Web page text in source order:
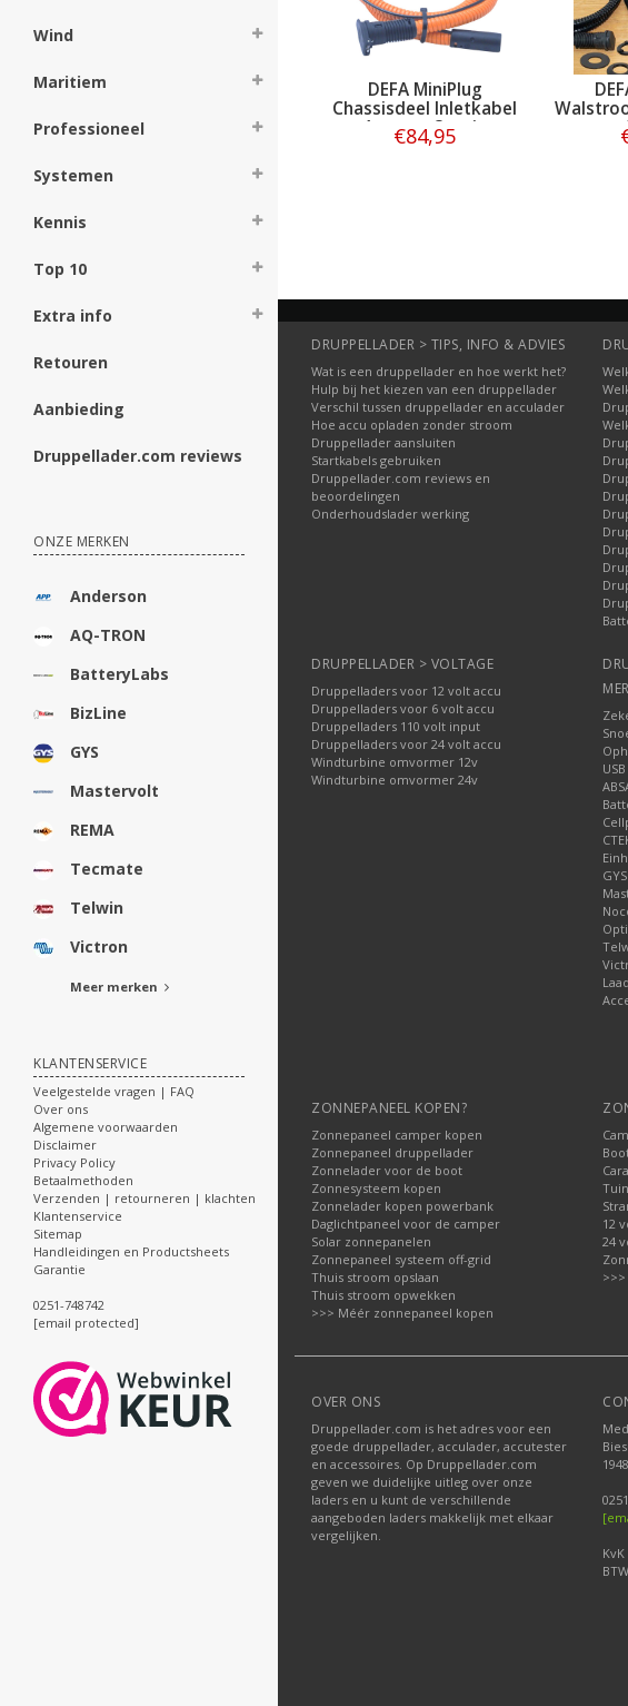
Wind
Maritiem
Professioneel
Systemen
Kennis
Top 10
Extra info
Retouren
Aanbieding
Druppellader.com reviews
ONZE MERKEN
Anderson
AQ-TRON
BatteryLabs
BizLine
GYS
Mastervolt
REMA
Tecmate
Telwin
Victron
Meer merken
KLANTENSERVICE
Veelgestelde vragen | FAQ
Over ons
Algemene voorwaarden
Disclaimer
Privacy Policy
Betaalmethoden
Verzenden | retourneren | klachten
Klantenservice
Sitemap
Handleidingen en Productsheets
Garantie
0251-748742
[email protected]
DEFA MiniPlug
Chassisdeel Inletkabel
1 meter Oranje
€84,95
meter
DRUPPELLADER > TIPS, INFO & ADVIES
Wat is een druppellader en hoe werkt het?
Hulp bij het kiezen van een druppellader
Verschil tussen druppellader en acculader
Hoe accu opladen zonder stroom
Druppellader aansluiten
Startkabels gebruiken
Druppellader.com reviews en
beoordelingen
Onderhoudslader werking
DRUPPELLADER > VOLTAGE
Druppelladers voor 12 volt accu
Druppelladers voor 6 volt accu
Druppelladers 110 volt input
Druppelladers voor 24 volt accu
Windturbine omvormer 12v
Windturbine omvormer 24v
ZONNEPANEEL KOPEN?
Zonnepaneel camper kopen
Zonnepaneel druppellader
Zonnelader voor de boot
Zonnesysteem kopen
Zonnelader kopen powerbank
Daglichtpaneel voor de camper
Solar zonnepanelen
Zonnepaneel systeem off-grid
Thuis stroom opslaan
Thuis stroom opwekken
>>> Méér zonnepaneel kopen
12
24
OVER ONS
Druppellader.com is het adres voor een
goede druppellader, acculader, accutester
en accessoires. Op Druppellader.com
geven we duidelijke uitleg over onze
laders en u kunt de verschillende
aangeboden laders makkelijk met elkaar
vergelijken.